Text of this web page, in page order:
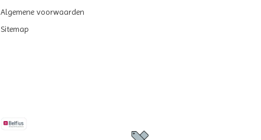
Algemene voorwaarden
Sitemap